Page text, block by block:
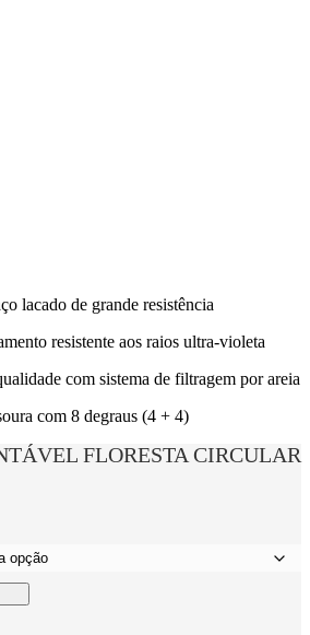
lacado de grande resistência
resistente aos raios ultra-violeta
com sistema de filtragem por areia
com 8 degraus (4 + 4)
FLORESTA CIRCULAR